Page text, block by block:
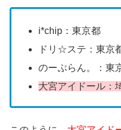
i*chip：東京都
ドリ☆ステ：東京
のーぷらん。：東
大宮アイドール：